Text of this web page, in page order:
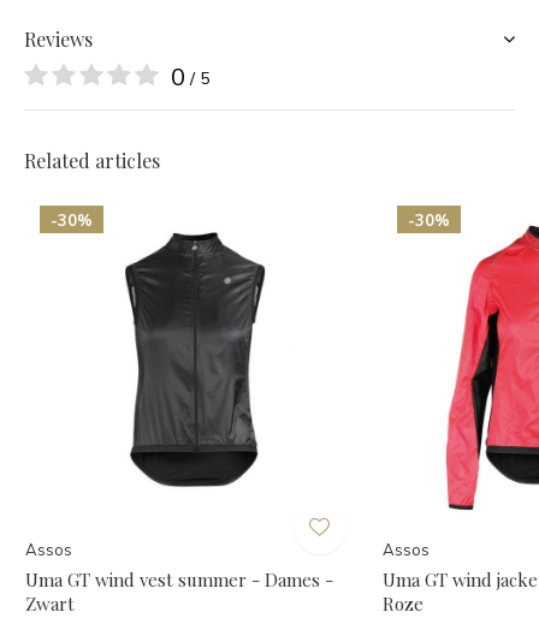
Reviews
0 / 5
Related articles
-30%
Assos
Uma GT wind vest summer - Dames -
Zwart
-30%
Assos
Uma GT wind
Roze